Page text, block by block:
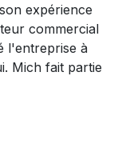
expérience
commercial
l'entreprise à
Mich fait partie